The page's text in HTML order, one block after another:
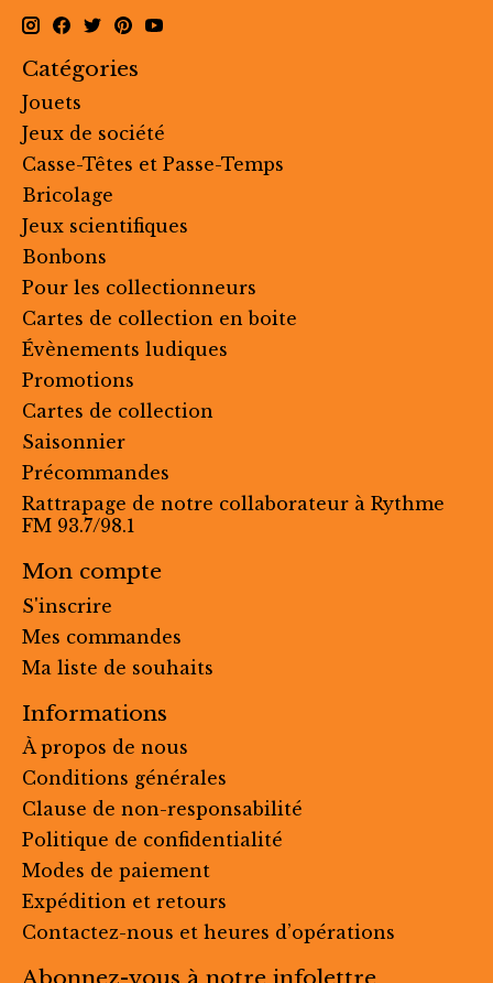
Catégories
Jouets
Jeux de société
Casse-Têtes et Passe-Temps
Bricolage
Jeux scientifiques
Bonbons
Pour les collectionneurs
Cartes de collection en boite
Évènements ludiques
Promotions
Cartes de collection
Saisonnier
Précommandes
Rattrapage de notre collaborateur à Rythme
FM 93.7/98.1
Mon compte
S'inscrire
Mes commandes
Ma liste de souhaits
Informations
À propos de nous
Conditions générales
Clause de non-responsabilité
Politique de confidentialité
Modes de paiement
Expédition et retours
Contactez-nous et heures d’opérations